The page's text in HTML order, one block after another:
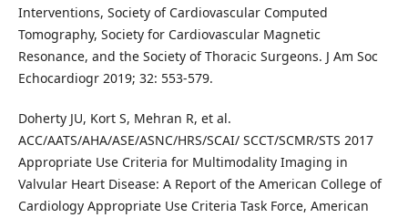
Interventions, Society of Cardiovascular Computed
Tomography, Society for Cardiovascular Magnetic
Resonance, and the Society of Thoracic Surgeons. J Am Soc
Echocardiogr 2019; 32: 553-579.
Doherty JU, Kort S, Mehran R, et al.
ACC/AATS/AHA/ASE/ASNC/HRS/SCAI/ SCCT/SCMR/STS 2017
Appropriate Use Criteria for Multimodality Imaging in
Valvular Heart Disease: A Report of the American College of
Cardiology Appropriate Use Criteria Task Force, American